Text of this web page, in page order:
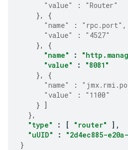
"value"
:
"Router"
},
{
"name"
: "rpc.port" ,
"value"
:
"4527"
},
{
"name"
:
"value"
:
"8081"
},
{
"name"
:
"value"
:
"1100"
} ]
},
"type"
: [ "router"
],
"uUID"
:
"2d4ec885-
}